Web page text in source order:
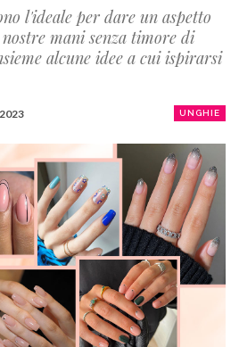
l'ideale per dare un aspetto
mani senza timore di
alcune idee a cui ispirarsi
UNGHIE